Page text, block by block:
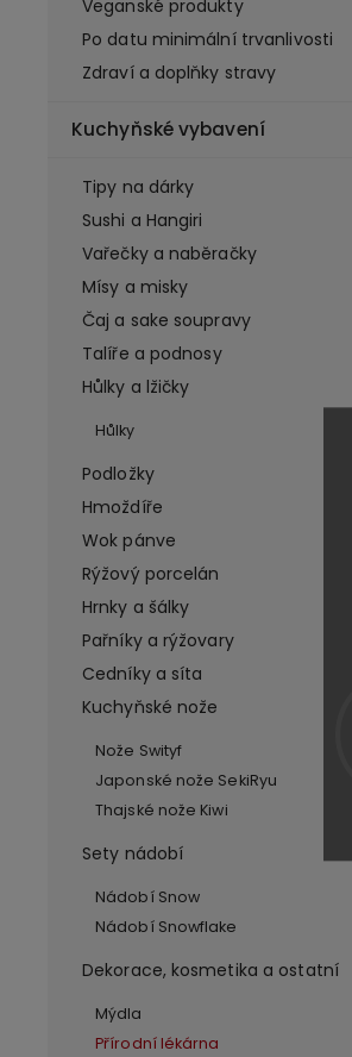
Veganské produkty
Po datu minimální trvanlivosti
Zdraví a doplňky stravy
Kuchyňské vybavení
Tipy na dárky
Sushi a Hangiri
Vařečky a naběračky
Mísy a misky
Čaj a sake soupravy
Talíře a podnosy
Hůlky a lžičky
Hůlky
Podložky
Hmoždíře
Wok pánve
Rýžový porcelán
Hrnky a šálky
Pařníky a rýžovary
Cedníky a síta
Kuchyňské nože
Nože Swityf
Japonské nože SekiRyu
Thajské nože Kiwi
Sety nádobí
Nádobí Snow
Nádobí Snowflake
Dekorace, kosmetika a ostatní
Mýdla
Přírodní lékárna